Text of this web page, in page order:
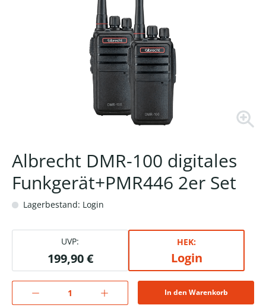
Albrecht DMR-100 digitales
Funkgerät+PMR446 2er Set
Lagerbestand: Login
UVP:
199,90 €
HEK:
Login
In den Warenkorb